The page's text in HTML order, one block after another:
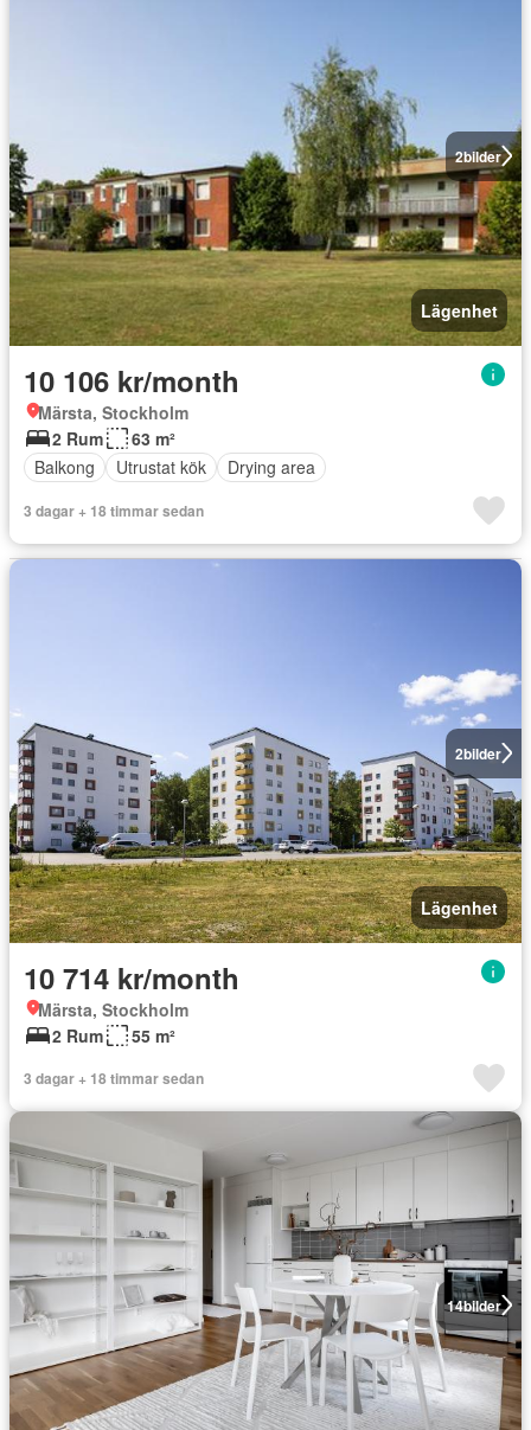
2bilder
Lägenhet
10 106 kr/month
Märsta, Stockholm
2 Rum
63 m²
Balkong
Utrustat kök Drying area
3 dagar + 18 timmar sedan
2bilder
Lägenhet
10 714 kr/month
Märsta, Stockholm
2 Rum
55 m²
3 dagar + 18 timmar sedan
14bilder